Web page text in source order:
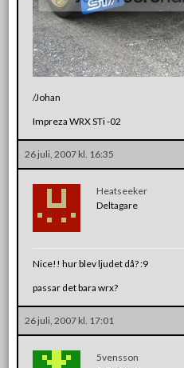
/Johan
Impreza WRX STi -02
26 juli, 2007 kl. 16:35
Heatseeker
Deltagare
Nice!! hur blev ljudet då? :9
passar det bara wrx?
26 juli, 2007 kl. 17:01
5vensson